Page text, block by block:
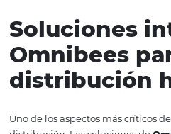
mejora la eficiencia
hoteles recopilar datos
huéspedes, lo que a su vez
marketing y ventas.
Además, la transformación